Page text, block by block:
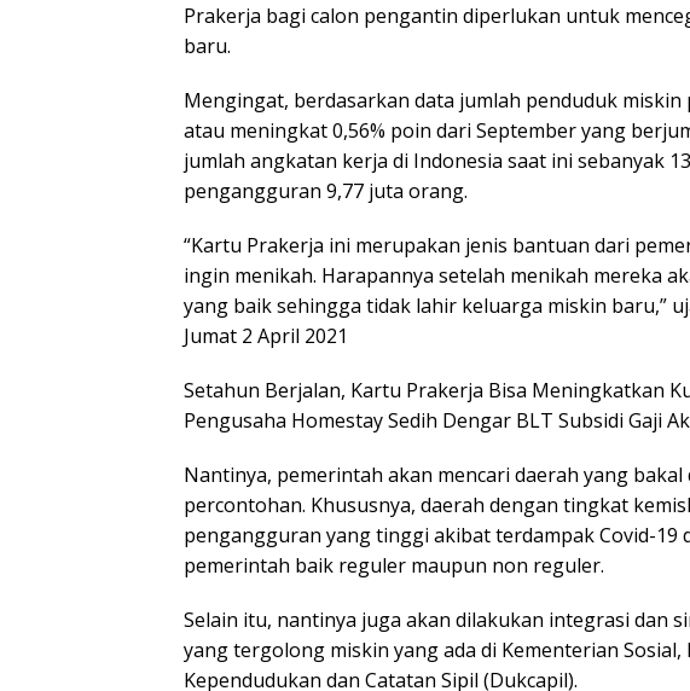
Prakerja bagi calon pengantin diperlukan untuk
baru.
Mengingat, berdasarkan data jumlah penduduk miskin
atau meningkat 0,56% poin dari September yang
jumlah angkatan kerja di Indonesia saat ini sebanyak
pengangguran 9,77 juta orang.
“Kartu Prakerja ini merupakan jenis bantuan dari
ingin menikah. Harapannya setelah menikah mereka
yang baik sehingga tidak lahir keluarga miskin baru,”
Jumat 2 April 2021
Setahun Berjalan, Kartu Prakerja Bisa Meningkatkan
Pengusaha Homestay Sedih Dengar BLT Subsidi Gaji
Nantinya, pemerintah akan mencari daerah yang
percontohan. Khususnya, daerah dengan tingkat
pengangguran yang tinggi akibat terdampak Covid-19
pemerintah baik reguler maupun non reguler.
Selain itu, nantinya juga akan dilakukan integrasi dan
yang tergolong miskin yang ada di Kementerian
Kependudukan dan Catatan Sipil (Dukcapil).